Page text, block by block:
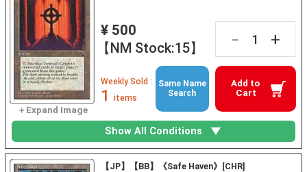
¥ 500
【NM Stock:15】
－ +
Add to
Cart
Weekly Sold :
1 items
Same Name
Search
Show All Conditions
【JP】【BB】《Safe Haven》[CHR]